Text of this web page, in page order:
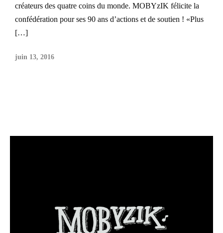
créateurs des quatre coins du monde. MOBYzIK félicite la
confédération pour ses 90 ans d’actions et de soutien ! «Plus
[…]
juin 13, 2016